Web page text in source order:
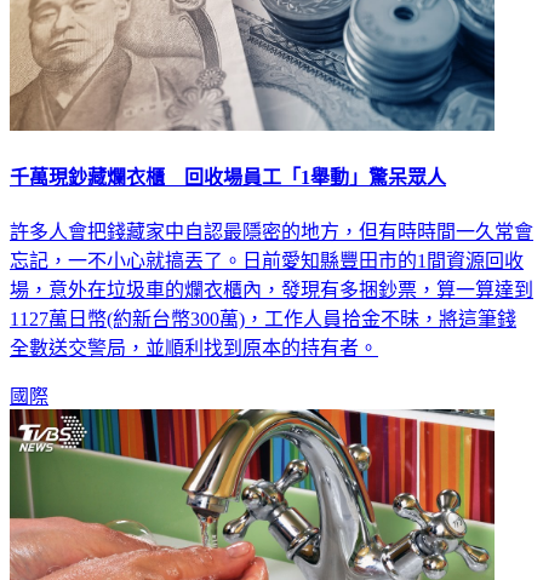
千萬現鈔藏爛衣櫃 回收場員工「1舉動」驚呆眾人
許多人會把錢藏家中自認最隱密的地方，但有時時間一久常會
忘記，一不小心就搞丟了。日前愛知縣豐田市的1間資源回收
場，意外在垃圾車的爛衣櫃內，發現有多捆鈔票，算一算達到
1127萬日幣(約新台幣300萬)，工作人員拾金不昧，將這筆錢
全數送交警局，並順利找到原本的持有者。
國際